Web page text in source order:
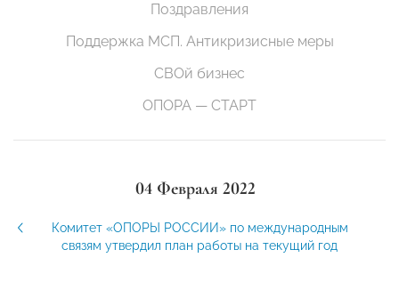
Поздравления
Поддержка МСП. Антикризисные меры
СВОй бизнес
ОПОРА — СТАРТ
04 Февраля 2022
Комитет «ОПОРЫ РОССИИ» по международным
связям утвердил план работы на текущий год